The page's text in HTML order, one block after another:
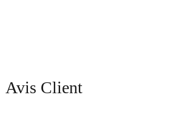
Avis Client